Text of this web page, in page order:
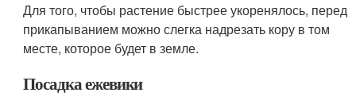
Для того, чтобы растение быстрее укоренялось, перед
прикапыванием можно слегка надрезать кору в том
месте, которое будет в земле.
Посадка ежевики